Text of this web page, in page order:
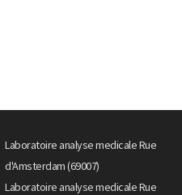
Laboratoire analyse medicale Rue
d'Amsterdam (69007)
Laboratoire analyse medicale Rue